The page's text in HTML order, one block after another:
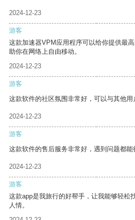
2024-12-23
游客
这款加速器VPM应用程序可以给你提供最
助你在网络上自由移动。
2024-12-23
游客
这款软件的社区氛围非常好，可以与其他用
2024-12-23
游客
这款软件的售后服务非常好，遇到问题都能
2024-12-23
游客
这款app是我旅行的好帮手，让我能够轻松
人情。